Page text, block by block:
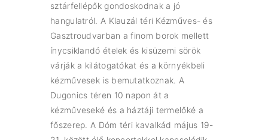
sztárfellépők gondoskodnak a jó
hangulatról. A Klauzál téri Kézműves- és
Gasztroudvarban a finom borok mellett
ínycsiklandó ételek és kisüzemi sörök
várják a kilátogatókat és a környékbeli
kézművesek is bemutatkoznak. A
Dugonics téren 10 napon át a
kézműveseké és a háztáji termelőké a
főszerep. A Dóm téri kavalkád május 19-